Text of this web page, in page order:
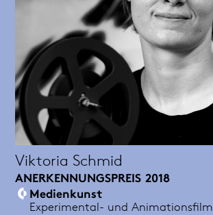
Viktoria Schmid
ANERKENNUNGSPREIS 2018
Medienkunst
Experimental- und Animationsfilm